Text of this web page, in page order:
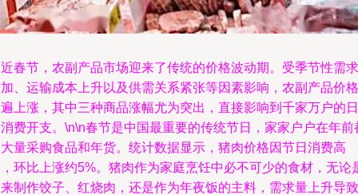
春节，农副产品市场迎来了传统的价格波动期。受季节性需求
、运输成本上升以及供需关系紧张等因素影响，农副产品价格
上涨，其中三种商品涨幅尤为突出，直接影响到千家万户的日
费开支。\n\n春节是中国最重要的传统节日，家家户户在年前
量采购食品和年货。统计数据显示，猪肉价格因节日消费高
环比上涨约5%。猪肉作为家庭烹饪中必不可少的食材，无论
制作饺子、红烧肉，还是作为年夜饭的主料，需求量上升导致